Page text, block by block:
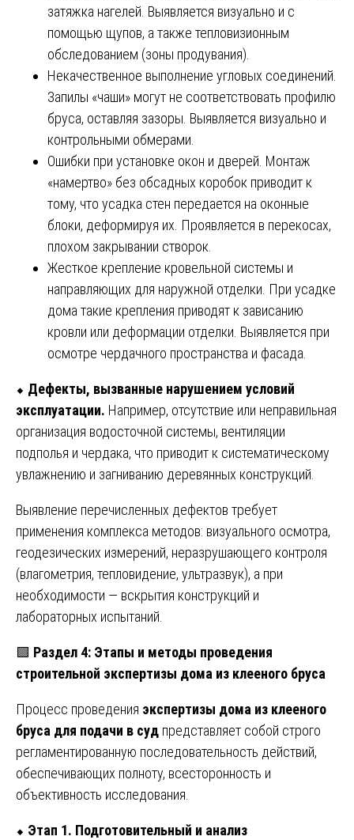
затяжка нагелей. Выявляется визуально и с
помощью щупов, а также тепловизионным
обследованием (зоны продувания).
Некачественное выполнение угловых соединений.
Запилы «чаши» могут не соответствовать профилю
бруса, оставляя зазоры. Выявляется визуально и
контрольными обмерами.
Ошибки при установке окон и дверей. Монтаж
«намертво» без обсадных коробок приводит к
тому, что усадка стен передается на оконные
блоки, деформируя их. Проявляется в перекосах,
плохом закрывании створок.
Жесткое крепление кровельной системы и
направляющих для наружной отделки. При усадке
дома такие крепления приводят к зависанию
кровли или деформации отделки. Выявляется при
осмотре чердачного пространства и фасада.
⬥ Дефекты, вызванные нарушением условий
эксплуатации. Например, отсутствие или неправильная
организация водосточной системы, вентиляции
подполья и чердака, что приводит к систематическому
увлажнению и загниванию деревянных конструкций.
Выявление перечисленных дефектов требует
применения комплекса методов: визуального осмотра,
геодезических измерений, неразрушающего контроля
(влагометрия, тепловидение, ультразвук), а при
необходимости — вскрытия конструкций и
лабораторных испытаний.
🟩 Раздел 4: Этапы и методы проведения
строительной экспертизы дома из клееного бруса
Процесс проведения экспертизы дома из клееного
бруса для подачи в суд представляет собой строго
регламентированную последовательность действий,
обеспечивающих полноту, всесторонность и
объективность исследования.
⬥ Этап 1. Подготовительный и анализ